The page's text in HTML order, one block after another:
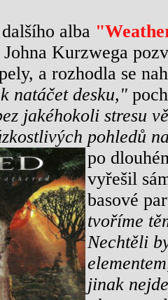
alba
Johna Kurzwega
a rozhodla se
natáčet desku,"
jakéhokoli stresu
pohledů
po
vyřešil
basové
tvoříme
Nechtěli
jinak